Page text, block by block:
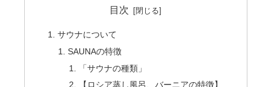
目次
サウナについて
SAUNAの特徴
「サウナの種類」
【ロシア蒸し風呂、バーニアの特徴】